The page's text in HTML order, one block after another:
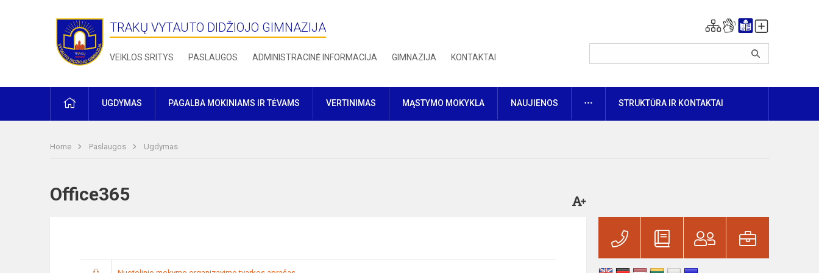
TRAKŲ VYTAUTO DIDŽIOJO GIMNAZIJA
VEIKLOS SRITYS PASLAUGOS ADMINISTRACINĖ INFORMACIJA GIMNAZIJA KONTAKTAI
PRADŽIAUGDYMAS PAGALBA MOKINIAMS IR TĖVAMS VERTINIMAS MĄSTYMO MOKYKLA NAUJIENOS DAUGIAUSTRUKTŪRA IR KONTAKTAI
Home Paslaugos Ugdymas
Office365